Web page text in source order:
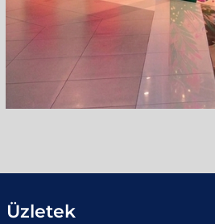
Üzletek